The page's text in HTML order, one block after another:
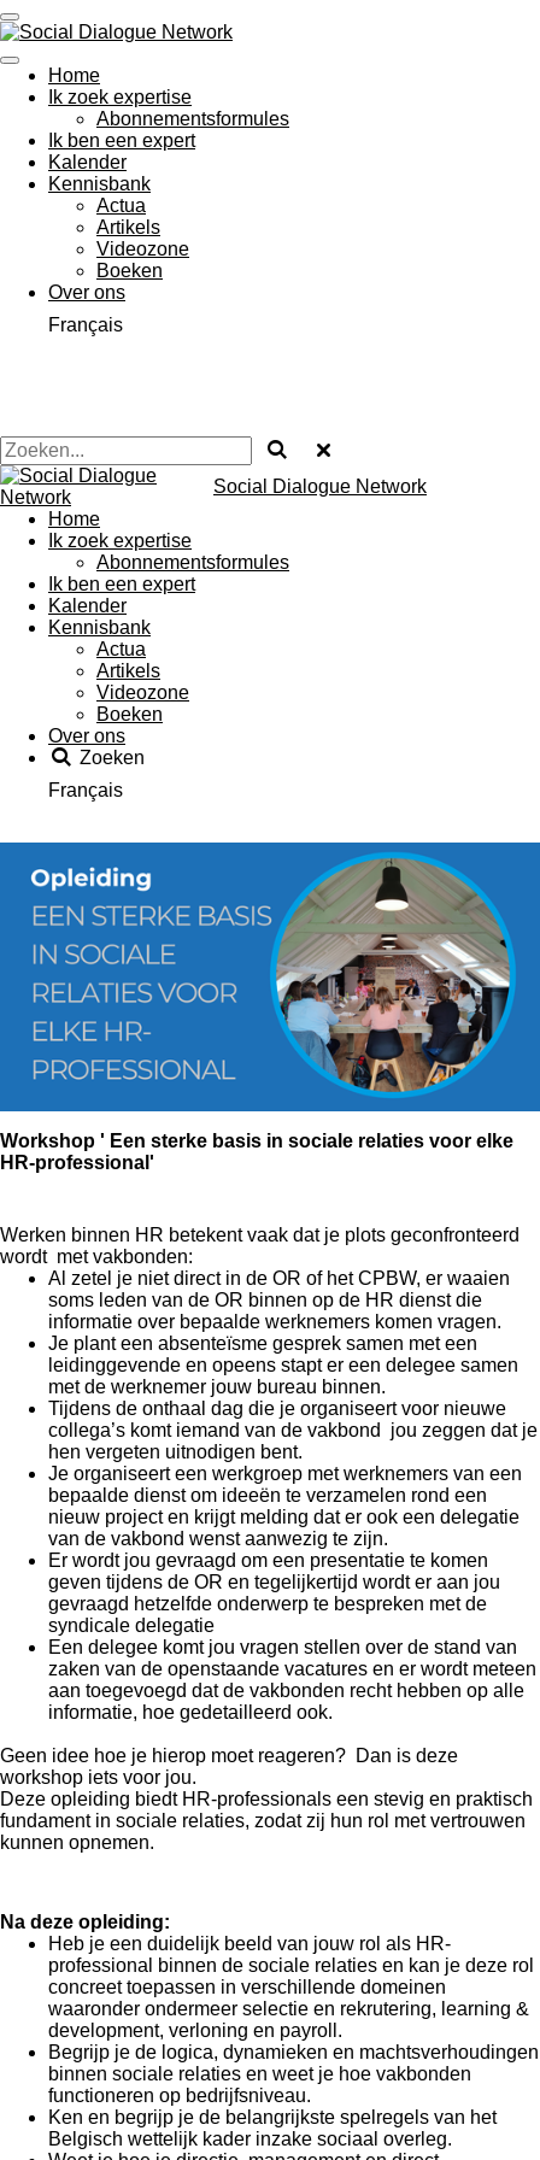
Ga
direct
naar
de
hoofdinhoud
Home
Ik zoek expertise
Abonnementsformules
Ik ben een expert
Kalender
Kennisbank
Actua
Artikels
Videozone
Boeken
Over ons
Français
Social Dialogue Network
Home
Ik zoek expertise
Abonnementsformules
Ik ben een expert
Kalender
Kennisbank
Actua
Artikels
Videozone
Boeken
Over ons
Zoeken
Français
Workshop ' Een sterke basis in sociale relaties voor elke
HR-professional'
Werken binnen HR betekent vaak dat je plots geconfronteerd
wordt met vakbonden:
Al zetel je niet direct in de OR of het CPBW, er waaien
soms leden van de OR binnen op de HR dienst die
informatie over bepaalde werknemers komen vragen.
Je plant een absenteïsme gesprek samen met een
leidinggevende en opeens stapt er een delegee samen
met de werknemer jouw bureau binnen.
Tijdens de onthaal dag die je organiseert voor nieuwe
collega’s komt iemand van de vakbond jou zeggen dat je
hen vergeten uitnodigen bent.
Je organiseert een werkgroep met werknemers van een
bepaalde dienst om ideeën te verzamelen rond een
nieuw project en krijgt melding dat er ook een delegatie
van de vakbond wenst aanwezig te zijn.
Er wordt jou gevraagd om een presentatie te komen
geven tijdens de OR en tegelijkertijd wordt er aan jou
gevraagd hetzelfde onderwerp te bespreken met de
syndicale delegatie
Een delegee komt jou vragen stellen over de stand van
zaken van de openstaande vacatures en er wordt meteen
aan toegevoegd dat de vakbonden recht hebben op alle
informatie, hoe gedetailleerd ook.
Geen idee hoe je hierop moet reageren? Dan is deze
workshop iets voor jou.
Deze opleiding biedt HR-professionals een stevig en praktisch
fundament in sociale relaties, zodat zij hun rol met vertrouwen
kunnen opnemen.
Na deze opleiding:
Heb je een duidelijk beeld van jouw rol als HR-
professional binnen de sociale relaties en kan je deze rol
concreet toepassen in verschillende domeinen
waaronder ondermeer selectie en rekrutering, learning &
development, verloning en payroll.
Begrijp je de logica, dynamieken en machtsverhoudingen
binnen sociale relaties en weet je hoe vakbonden
functioneren op bedrijfsniveau.
Ken en begrijp je de belangrijkste spelregels van het
Belgisch wettelijk kader inzake sociaal overleg.